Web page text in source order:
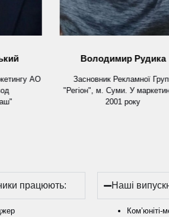
АО
Володимир Рудика
Засновник Рекламної
"Регіон", м. Суми. У
2001 року
працюють: Наші
Ком’юніті-